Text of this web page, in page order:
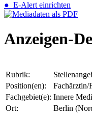
● E-Alert einrichten
Anzeigen-
Rubrik:
Position(en):
Fachärztin/
Fachgebiet(e): Innere
Ort:
Berlin